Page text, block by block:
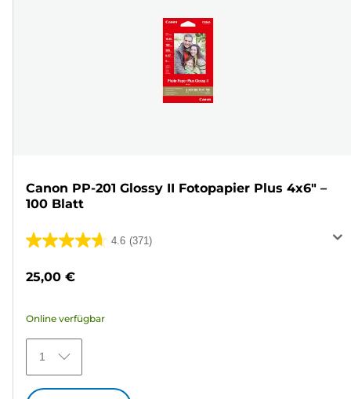
Canon PP-201 Glossy II Fotopapier Plus 4x6" –
100 Blatt
4.6 (371)
4.6
371
Bewertungen
25,00 €
Online verfügbar
1